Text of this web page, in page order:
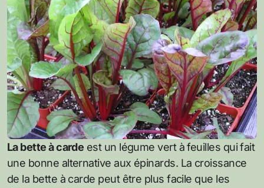
La bette à carde est un légume vert à feuilles qui fait
une bonne alternative aux épinards. La croissance
de la bette à carde peut être plus facile que les